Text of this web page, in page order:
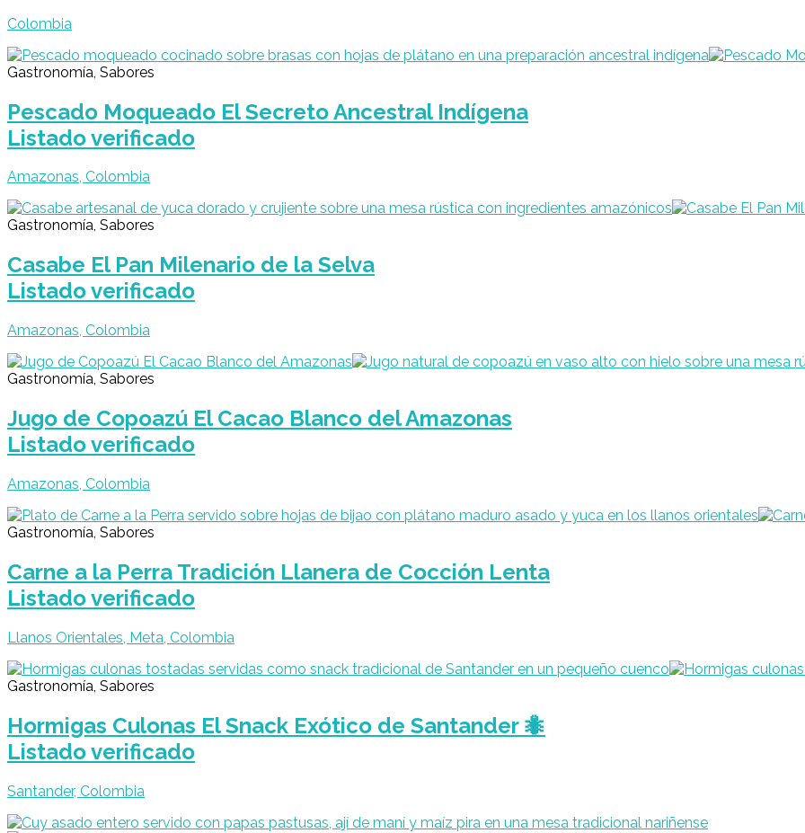
Colombia
Gastronomía, Sabores
Pescado Moqueado El Secreto Ancestral Indígena
Listado verificado
Amazonas, Colombia
Gastronomía, Sabores
Casabe El Pan Milenario de la Selva
Listado verificado
Amazonas, Colombia
Gastronomía, Sabores
Jugo de Copoazú El Cacao Blanco del Amazonas
Listado verificado
Amazonas, Colombia
Gastronomía, Sabores
Carne a la Perra Tradición Llanera de Cocción Lenta
Listado verificado
Llanos Orientales, Meta, Colombia
Gastronomía, Sabores
Hormigas Culonas El Snack Exótico de Santander 🐜
Listado verificado
Santander, Colombia